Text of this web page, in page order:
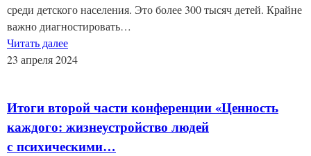
среди детского населения. Это более 300 тысяч детей. Крайне
важно диагностировать…
Читать далее
23 апреля 2024
Итоги второй части конференции «Ценность
каждого: жизнеустройство людей
с психическими…